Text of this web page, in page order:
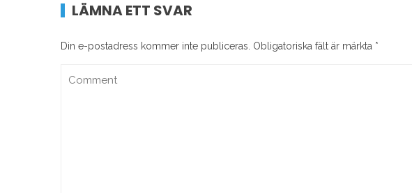
LÄMNA ETT SVAR
Din e-postadress kommer inte publiceras. Obligatoriska fält är märkta *